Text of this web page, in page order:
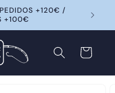
+120€ /
+100€
Carrito